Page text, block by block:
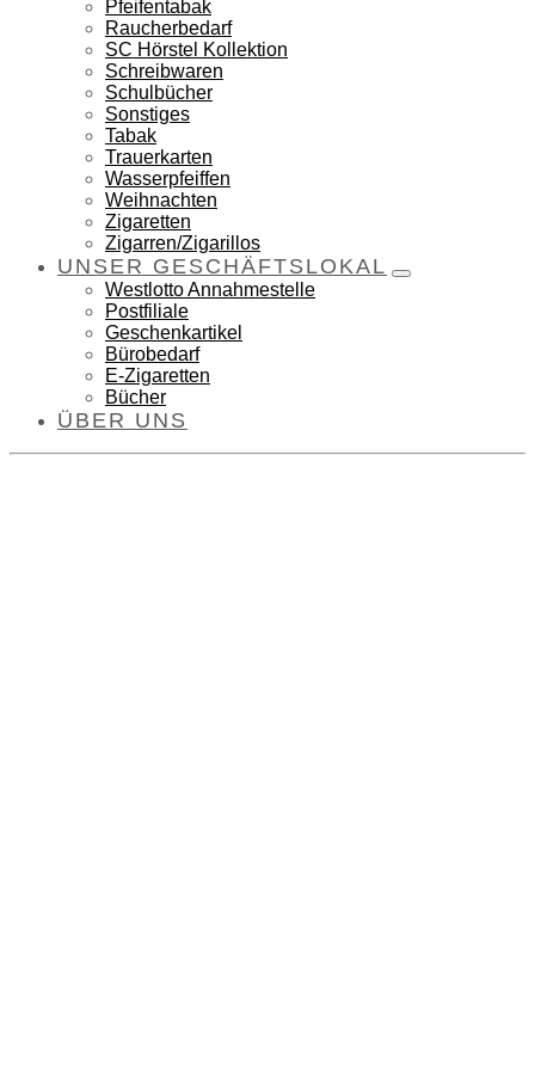
Pfeifentabak
Raucherbedarf
SC Hörstel Kollektion
Schreibwaren
Schulbücher
Sonstiges
Tabak
Trauerkarten
Wasserpfeiffen
Weihnachten
Zigaretten
Zigarren/Zigarillos
UNSER GESCHÄFTSLOKAL
Westlotto Annahmestelle
Postfiliale
Geschenkartikel
Bürobedarf
E-Zigaretten
Bücher
ÜBER UNS